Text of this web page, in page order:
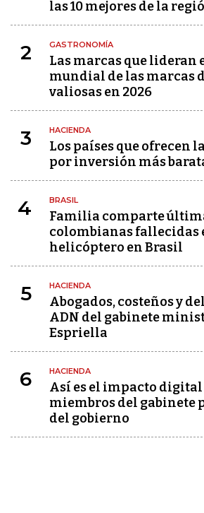
las 10 mejores de la
2 GASTRONOMÍA
Las marcas que lideran
mundial de las marcas
valiosas en 2026
3 HACIENDA
Los países que ofrecen
por inversión más
4 BRASIL
Familia comparte
colombianas fallecidas
helicóptero en Brasil
5 HACIENDA
Abogados, costeños y
ADN del gabinete
Espriella
6 HACIENDA
Así es el impacto digital
miembros del gabinete
del gobierno